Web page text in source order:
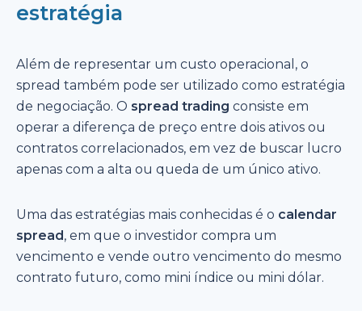
estratégia
Além de representar um custo operacional, o
spread também pode ser utilizado como estratégia
de negociação. O spread trading consiste em
operar a diferença de preço entre dois ativos ou
contratos correlacionados, em vez de buscar lucro
apenas com a alta ou queda de um único ativo.
Uma das estratégias mais conhecidas é o calendar
spread, em que o investidor compra um
vencimento e vende outro vencimento do mesmo
contrato futuro, como mini índice ou mini dólar.